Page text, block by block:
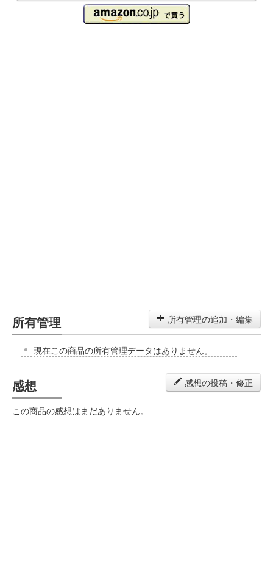
所有管理 所有管理の追加・編集
現在この商品の所有管理データはありません。
感想 感想の投稿・修正
この商品の感想はまだありません。